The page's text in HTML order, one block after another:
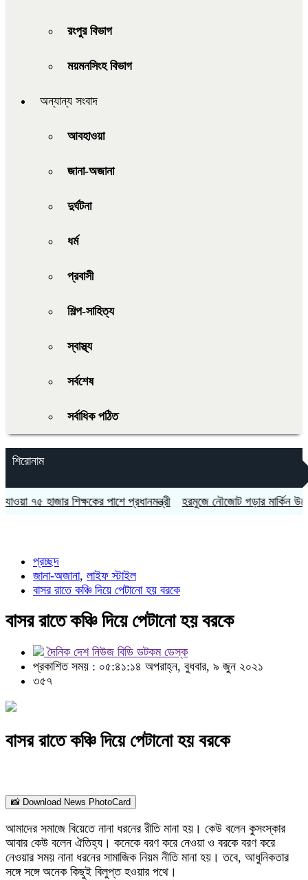
রংপুর বিভাগ
ময়মনসিংহ বিভাগ
অন্যান্য সংবাদ
আবহাওয়া
জানা-অজানা
দুর্ঘটনা
ধর্ম
প্রবাসী
শিল্প-সাহিত্য
স্বাস্থ্য
সর্বশেষ
সর্বাধিক পঠিত
শিরোনাম
৭৫ হাজার শিক্ষকের পাশে প্রধানমন্ত্রী হরমুজে নৌজোট গড়ার মার্কিন
প্রচ্ছদ
জানা-অজানা, লাইফ স্টাইল
বাসর রাতে কঞ্চি দিয়ে পেটানো হয় বরকে
বাসর রাতে কঞ্চি দিয়ে পেটানো হয় বরকে
দৈনিক দেশ নিউজ বিডি ডটকম ডেস্ক
প্রকাশিত সময় : ০৫:৪১:১৪ অপরাহ্ন, বুধবার, ৯ জুন ২০২১
৩৫৭
বাসর রাতে কঞ্চি দিয়ে পেটানো হয় বরকে
📸 Download News PhotoCard
আমাদের সমাজে বিয়েতে নানা ধরনের রীতি মানা হয়। কেউ বলেন কুসংস্কার
আবার কেউ বলেন ঐতিহ্য। কনেকে বরণ করে নেওয়া ও বরকে বরণ করে
নেওয়ার সময় নানা ধরনের সামাজিক নিয়ম নীতি মানা হয়। তবে, আধুনিকতার
সঙ্গে সঙ্গে অনেক কিছুই বিলুপ্ত হওয়ার পথে।